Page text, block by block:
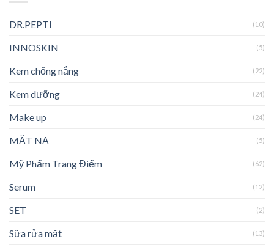
DR.PEPTI (10)
INNOSKIN (5)
Kem chống nắng (22)
Kem dưỡng (24)
Make up (24)
MẶT NẠ (5)
Mỹ Phẩm Trang Điểm (62)
Serum (12)
SET (2)
Sữa rửa mặt (13)